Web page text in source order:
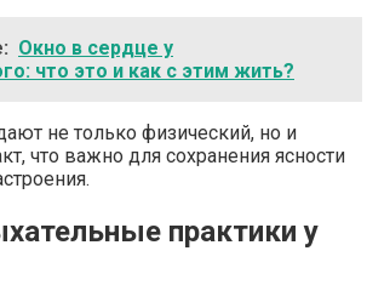
Окно в сердце у
что это и как с этим жить?
не только физический, но и
что важно для сохранения ясности
практики у